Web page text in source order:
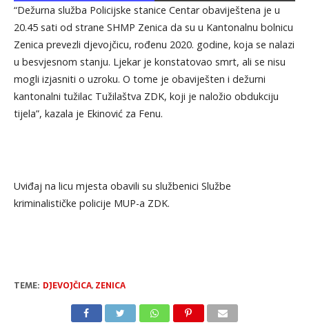
“Dežurna služba Policijske stanice Centar obaviještena je u
20.45 sati od strane SHMP Zenica da su u Kantonalnu bolnicu
Zenica prevezli djevojčicu, rođenu 2020. godine, koja se nalazi
u besvjesnom stanju. Ljekar je konstatovao smrt, ali se nisu
mogli izjasniti o uzroku. O tome je obaviješten i dežurni
kantonalni tužilac Tužilaštva ZDK, koji je naložio obdukciju
tijela”, kazala je Ekinović za Fenu.
Uviđaj na licu mjesta obavili su službenici Službe
kriminalističke policije MUP-a ZDK.
TEME: DJEVOJČICA, ZENICA